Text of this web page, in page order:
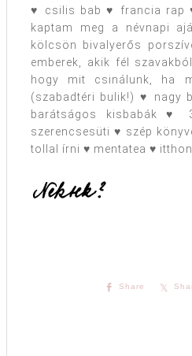
♥ csilis bab ♥ francia rap
kaptam meg a névnapi
kölcsön bivalyerős
emberek, akik fél
hogy mit csinálunk, ha
(szabadtéri bulik!) ♥ nagy
barátságos kisbabák ♥
szerencsesüti ♥ szép
tollal írni ♥ mentatea ♥
Share